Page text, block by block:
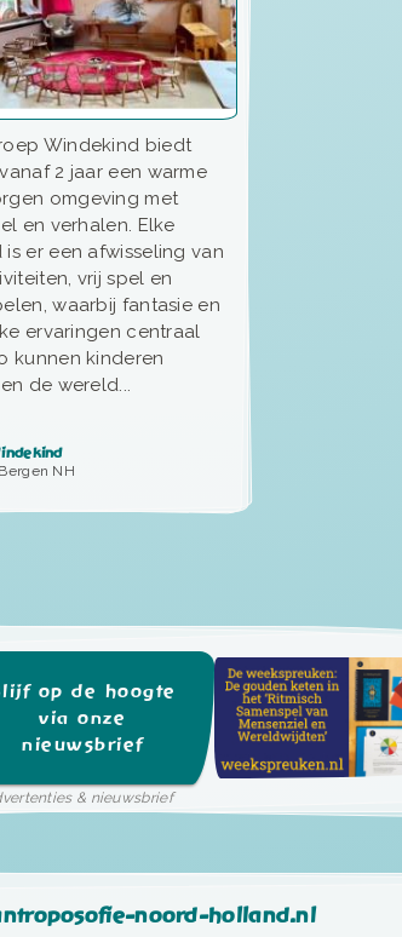
Windekind biedt
2 jaar een warme
omgeving met
en verhalen. Elke
er een afwisseling van
vrij spel en
waarbij fantasie en
ervaringen centraal
kunnen kinderen
de wereld...
Bergen NH
op de hoogte
via onze
nieuwsbrief
& nieuwsbrief
noord-holland.nl